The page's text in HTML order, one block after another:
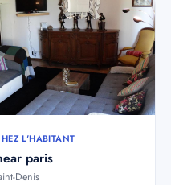
L'HABITANT
paris
Denis